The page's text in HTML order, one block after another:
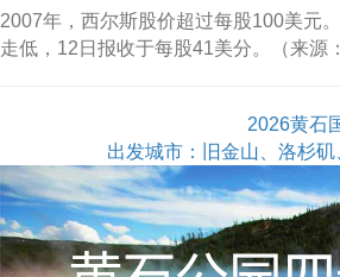
2007年，西尔斯股价超过每股100美元
走低，12日报收于每股41美分。（来源
2026黄石
出发城市：旧金山、洛杉